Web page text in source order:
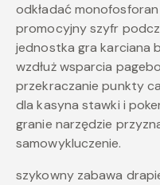
odkładać
promocyjny szyfr
jednostka gra karciana
wzdłuż wsparcia
przekraczanie punkty
dla kasyna stawki i
granie narzędzie
samowykluczenie.
szykowny zabawa